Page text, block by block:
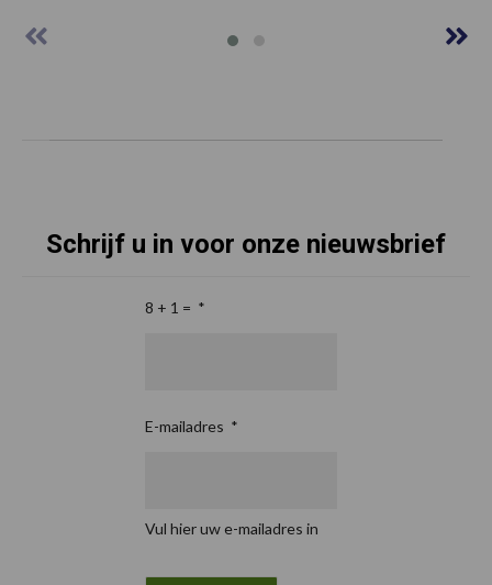
Schrijf u in voor onze nieuwsbrief
8 + 1 = *
E-mailadres *
Vul hier uw e-mailadres in